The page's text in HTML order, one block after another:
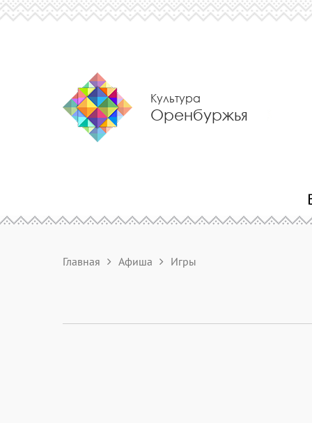
Культура
Оренбуржья
Главная Афиша Игры